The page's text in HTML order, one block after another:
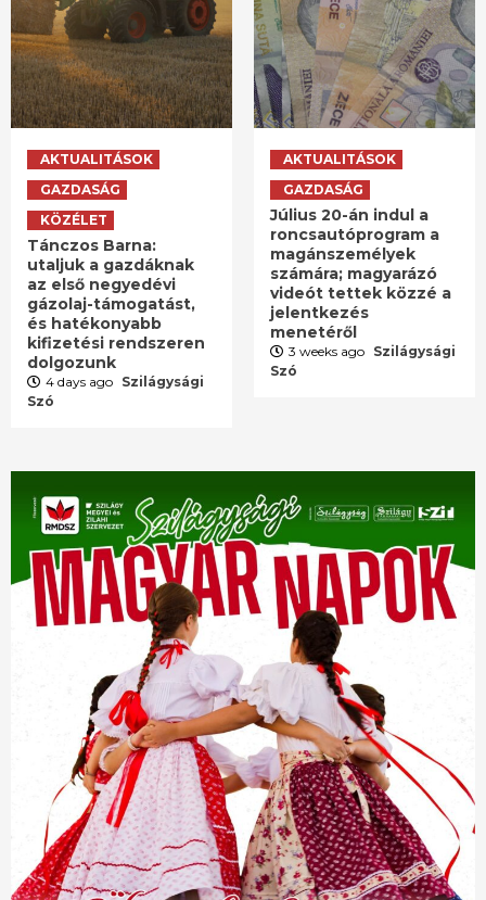
AKTUALITÁSOK
GAZDASÁG
KÖZÉLET
Tánczos Barna:
utaljuk a gazdáknak
az első negyedévi
gázolaj-támogatást,
és hatékonyabb
kifizetési rendszeren
dolgozunk
4 days ago Szilágysági
Szó
AKTUALITÁSOK
GAZDASÁG
Július 20-án indul a
roncsautóprogram a
magánszemélyek
számára; magyarázó
videót tettek közzé a
jelentkezés
menetéről
3 weeks ago Szilágysági
Szó